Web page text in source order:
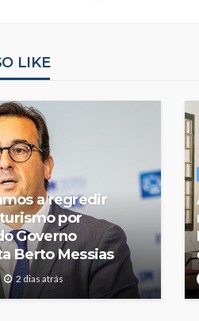
LIKE
a regredir
por
Governo
Berto Messias
2 dias atrás